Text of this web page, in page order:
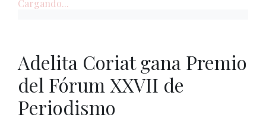
Cargando...
Adelita Coriat gana Premio
del Fórum XXVII de
Periodismo